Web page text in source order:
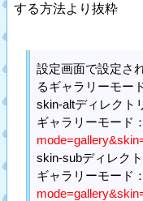
する方法より抜粋
設定画面で設定さ
るギャラリーモー
skin-altディレクト
ギャラリーモード
skin-subディレク
ギャラリーモード